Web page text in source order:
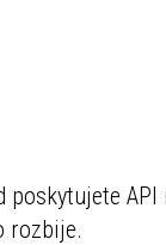
poskytujete
rozbije.